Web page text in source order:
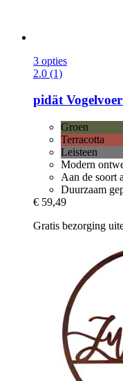
3 opties
2.0 (1)
pidät
Groen
Terracotta
Leisteen
Modern
Aan de soort
Duurzaam
€ 59,49
Gratis bezorging